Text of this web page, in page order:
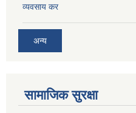
व्यवसाय कर
अन्य
सामाजिक सुरक्षा